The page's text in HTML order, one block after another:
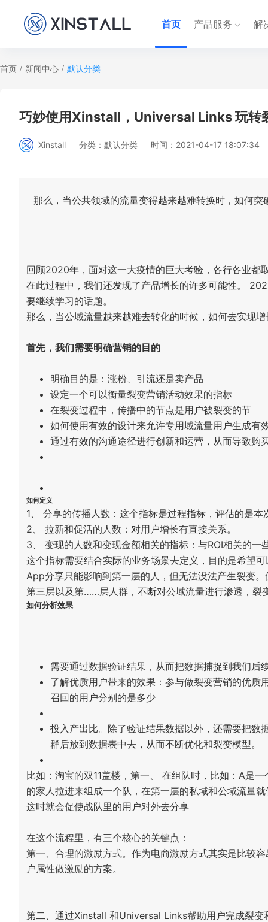
首页 产品服务 解
首页 / 新闻中心 / 默认分类
巧妙使用Xinstall，Universal Links 玩转
Xinstall 分类： 默认分类 时间： 2021-04-17 18:07:34
那么，当公共领域的流量变得越来越难转换时，如何突
回顾2020年，面对这一大疫情的巨大考验，各行各业
在此过程中，我们还发现了产品增长的许多可能性。
要继续学习的话题。
那么，当公域流量越来越难去转化的时候，如何去实现
首先，我们需要明确营销的目的
明确目的是：涨粉、引流还是卖产品
设定一个可以衡量裂变营销活动效果的指标
在裂变过程中，传播中的节点是用户被裂变的节
如何使用有效的设计来允许专用域流量用户生成有
通过有效的沟通途径进行创新和运营，从而导致购
如何定义
1、 分享的传播人数：这个指标是过程指标，评估的是
2、 拉新和促活的人数：对用户增长有直接关系。
3、 变现的人数和变现金额相关的指标：与ROI相关的一
这个指标需要结合实际的业务场景去定义，目的是希望
App分享只能影响到第一层的人，但无法没法产生裂变
第三层以及第……层人群，不断对公域流量进行渗透，裂
如何分析效果
需要通过数据验证结果，从而把数据捕捉到我们后
了解优质用户带来的效果：参与做裂变营销的优
召回的用户分别的是多少
投入产出比。除了验证结果数据以外，还需要把数
群后放到数据表中去，从而不断优化和裂变模型。
比如：淘宝的双11盖楼，第一、 在组队时，比如：A是
的家人拉进来组成一个队，在第一层的私域和公域流量
这时就会促使战队里的用户对外去分享
在这个流程里，有三个核心的关键点：
第一、合理的激励方式。作为电商激励方式其实是比较
户属性做激励的方案。
第二、通过Xinstall 和Universal Links帮助用户完成裂